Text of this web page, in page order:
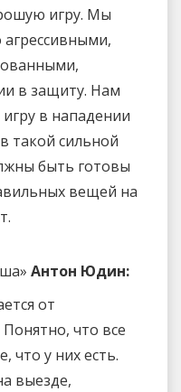
игру. Мы
в защиту. Нам
в нападении
такой сильной
быть готовы
вещей на
Антон Юдин:
от
что все
что у них есть.
выезде,